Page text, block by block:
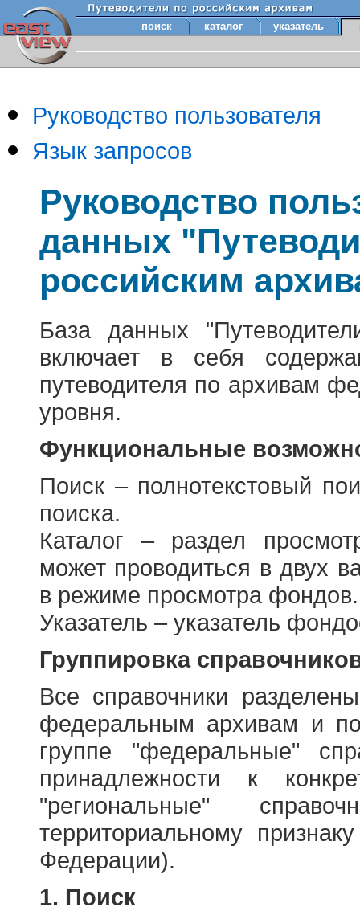
поиск каталог указатель
Руководство пользователя
Язык запросов
Руководство
данных
российским
База данных
включает в себя
путеводителя по архивам
уровня.
Функциональные
Поиск – полнотекстовый
поиска.
Каталог – раздел
может проводиться в двух
в режиме просмотра фондов.
Указатель – указатель
Группировка
Все справочники
федеральным архивам и
группе "федеральные"
принадлежности к
"региональные"
территориальному
Федерации).
1. Поиск